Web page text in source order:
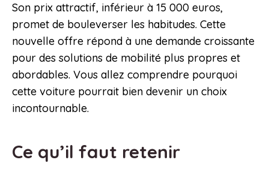
Son prix attractif, inférieur à 15 000 euros,
promet de bouleverser les habitudes. Cette
nouvelle offre répond à une demande croissante
pour des solutions de mobilité plus propres et
abordables. Vous allez comprendre pourquoi
cette voiture pourrait bien devenir un choix
incontournable.
Ce qu’il faut retenir